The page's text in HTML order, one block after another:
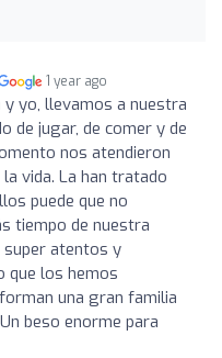
1 year ago
y yo, llevamos a nuestra
de jugar, de comer y de
nos atendieron
vida. La han tratado
puede que no
tiempo de nuestra
super atentos y
que los hemos
una gran familia
beso enorme para